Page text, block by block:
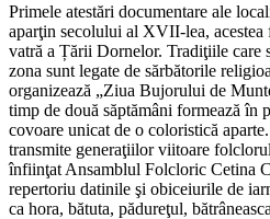
Primele atestări documentare ale
aparţin secolului al XVII-lea, acestea
vatră a Țării Dornelor. Tradiţiile care
zona sunt legate de sărbătorile
organizează „Ziua Bujorului de
timp de două săptămâni formează în
covoare unicat de o coloristică
transmite generaţiilor viitoare
înfiinţat Ansamblul Folcloric Cetina
repertoriu datinile şi obiceiurile de
ca hora, bătuta, pădureţul,